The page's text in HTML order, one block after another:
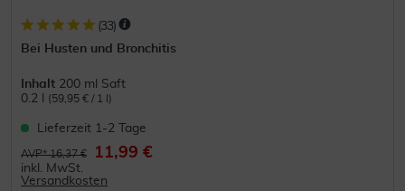
(33)
Bei Husten und Bronchitis
Inhalt 200 ml Saft
0.2 l
(59,95 € / 1 l)
Lieferzeit 1-2 Tage
AVP* 16,37 € 11,99 €
inkl. MwSt.
Versandkosten